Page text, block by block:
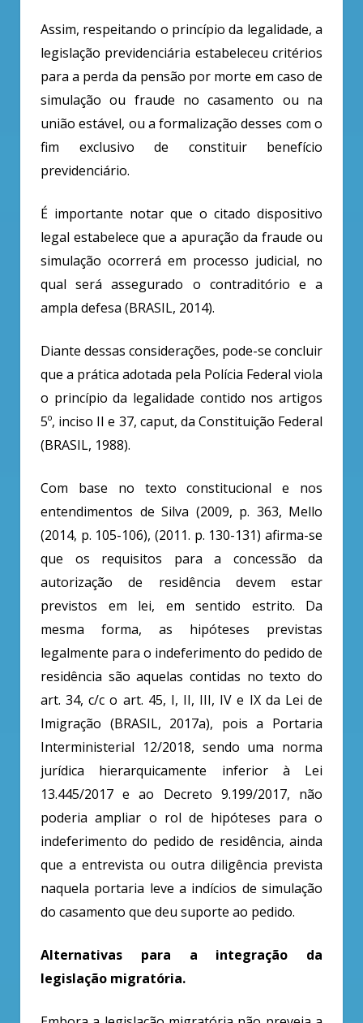
Assim, respeitando o princípio da legalidade, a
legislação previdenciária estabeleceu critérios
para a perda da pensão por morte em caso de
simulação ou fraude no casamento ou na
união estável, ou a formalização desses com o
fim exclusivo de constituir benefício
previdenciário.
É importante notar que o citado dispositivo
legal estabelece que a apuração da fraude ou
simulação ocorrerá em processo judicial, no
qual será assegurado o contraditório e a
ampla defesa (BRASIL, 2014).
Diante dessas considerações, pode-se concluir
que a prática adotada pela Polícia Federal viola
o princípio da legalidade contido nos artigos
5º, inciso II e 37, caput, da Constituição Federal
(BRASIL, 1988).
Com base no texto constitucional e nos
entendimentos de Silva (2009, p. 363, Mello
(2014, p. 105-106), (2011. p. 130-131) afirma-se
que os requisitos para a concessão da
autorização de residência devem estar
previstos em lei, em sentido estrito. Da
mesma forma, as hipóteses previstas
legalmente para o indeferimento do pedido de
residência são aquelas contidas no texto do
art. 34, c/c o art. 45, I, II, III, IV e IX da Lei de
Imigração (BRASIL, 2017a), pois a Portaria
Interministerial 12/2018, sendo uma norma
jurídica hierarquicamente inferior à Lei
13.445/2017 e ao Decreto 9.199/2017, não
poderia ampliar o rol de hipóteses para o
indeferimento do pedido de residência, ainda
que a entrevista ou outra diligência prevista
naquela portaria leve a indícios de simulação
do casamento que deu suporte ao pedido.
Alternativas para a integração da
legislação migratória.